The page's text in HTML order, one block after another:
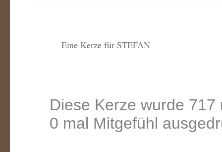
Eine Kerze für STEFAN
Diese Kerze wurde
0 mal Mitgefühl